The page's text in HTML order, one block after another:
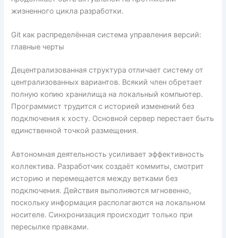
жизненного цикла разработки.
Git как распределённая система управления версий:
главные черты
Децентрализованная структура отличает систему от
централизованных вариантов. Всякий член обретает
полную копию хранилища на локальный компьютер.
Программист трудится с историей изменений без
подключения к хосту. Основной сервер перестает быть
единственной точкой размещения.
Автономная деятельность усиливает эффективность
коллектива. Разработчик создаёт коммиты, смотрит
историю и перемещается между ветками без
подключения. Действия выполняются мгновенно,
поскольку информация располагаются на локальном
носителе. Синхронизация происходит только при
пересылке правками.